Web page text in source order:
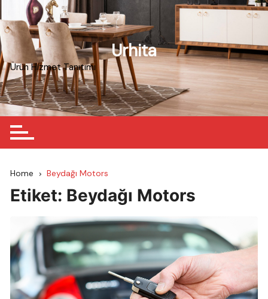
to
content
Urhita
Ürün Hizmet Tanıtımı
Home Beydağı Motors
Etiket: Beydağı Motors